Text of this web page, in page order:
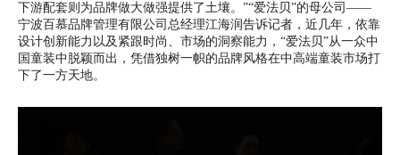
下游配套则为品牌做大做强提供了土壤。”“爱法贝”的母公司——
宁波百慕品牌管理有限公司总经理江海润告诉记者，近几年，依靠
设计创新能力以及紧跟时尚、市场的洞察能力，“爱法贝”从一众中
国童装中脱颖而出，凭借独树一帜的品牌风格在中高端童装市场打
下了一方天地。